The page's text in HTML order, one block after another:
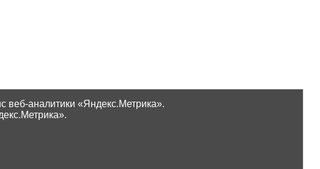
веб-аналитики «Яндекс.Метрика».